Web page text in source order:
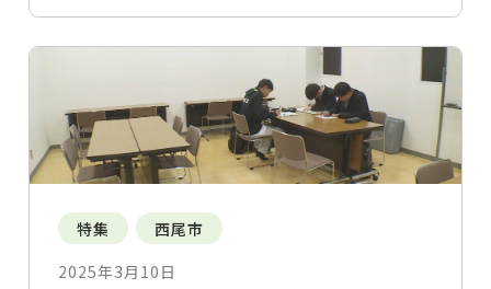
特集
西尾市
2025年3月10日